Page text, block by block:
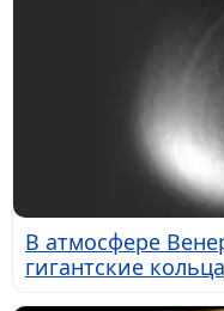
В атмосфере
гигантские